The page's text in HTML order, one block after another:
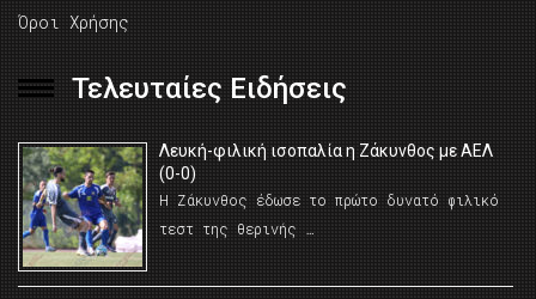
Όροι Χρήσης
Τελευταίες Ειδήσεις
Λευκή-φιλική ισοπαλία η Ζάκυνθος με ΑΕΛ
(0-0)
Η Ζάκυνθος έδωσε το πρώτο δυνατό φιλικό
τεστ της θερινής …